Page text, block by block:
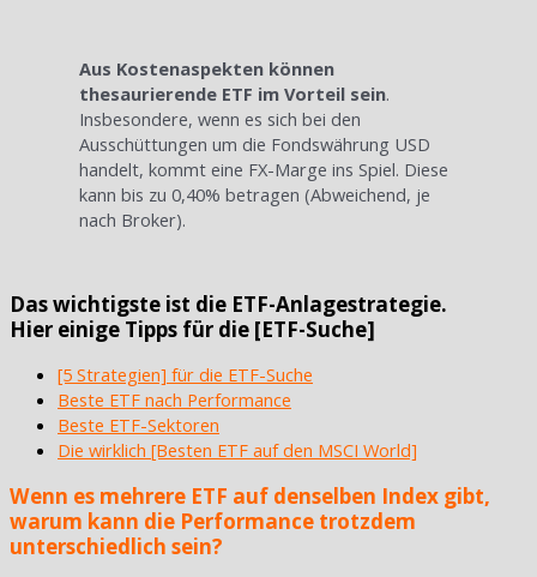
Aus Kostenaspekten können
thesaurierende ETF im Vorteil sein.
Insbesondere, wenn es sich bei den
Ausschüttungen um die Fondswährung USD
handelt, kommt eine FX-Marge ins Spiel. Diese
kann bis zu 0,40% betragen (Abweichend, je
nach Broker).
Das wichtigste ist die ETF-Anlagestrategie.
Hier einige Tipps für die [ETF-Suche]
[5 Strategien] für die ETF-Suche
Beste ETF nach Performance
Beste ETF-Sektoren
Die wirklich [Besten ETF auf den MSCI World]
Wenn es mehrere ETF auf denselben Index gibt,
warum kann die Performance trotzdem
unterschiedlich sein?